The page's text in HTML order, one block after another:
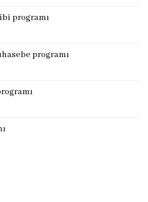
programı
programı